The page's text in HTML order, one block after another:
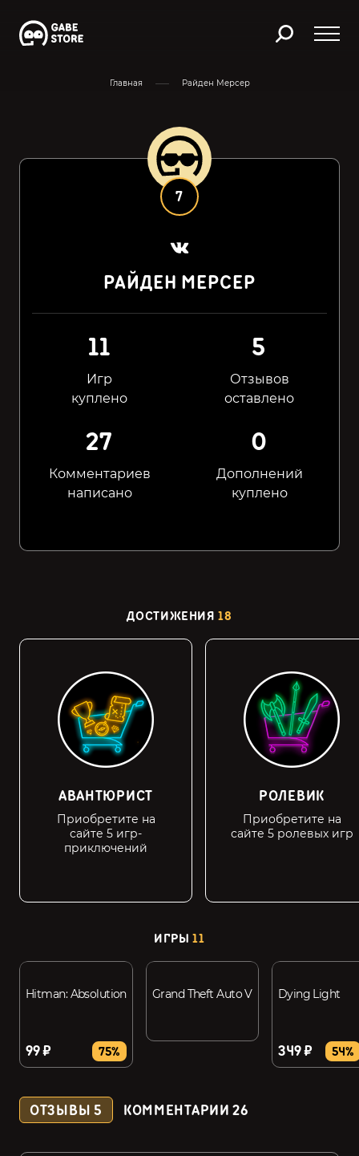
Главная Райден Мерсер
7
РАЙДЕН МЕРСЕР
11
Игр
куплено
5
Отзывов
оставлено
27
Комментариев
написано
0
Дополнений
куплено
ДОСТИЖЕНИЯ18
АВАНТЮРИСТ
Приобретите на
сайте 5 игр-
приключений
РОЛЕВИК
Приобретите на
сайте 5 ролевых игр
ИГРЫ11
Hitman: Absolution
99 ₽ 75%
Grand Theft Auto V Dying Light
349 ₽ 54%
ОТЗЫВЫ5 КОММЕНТАРИИ26